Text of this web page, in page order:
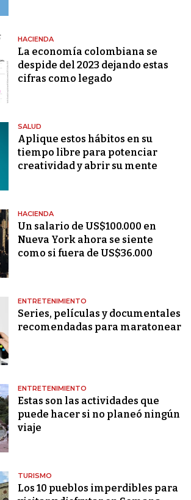
HACIENDA
La economía colombiana se
despide del 2023 dejando estas
cifras como legado
SALUD
Aplique estos hábitos en su
tiempo libre para potenciar
creatividad y abrir su mente
HACIENDA
Un salario de US$100.000 en
Nueva York ahora se siente
como si fuera de US$36.000
ENTRETENIMIENTO
Series, películas y documentales
recomendadas para maratonear
ENTRETENIMIENTO
Estas son las actividades que
puede hacer si no planeó ningún
viaje
TURISMO
Los 10 pueblos imperdibles para